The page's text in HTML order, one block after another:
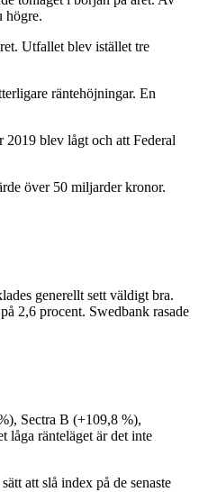
högre.
Utfallet blev istället tre
räntehöjningar. En
blev lågt och att Federal
över 50 miljarder kronor.
generellt sett väldigt bra.
2,6 procent. Swedbank rasade
Sectra B (+109,8 %),
ränteläget är det inte
att slå index på de senaste